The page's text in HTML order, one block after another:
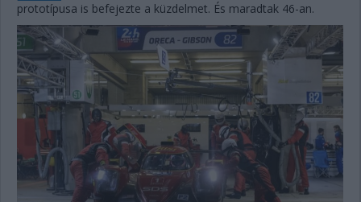
prototípusa is befejezte a küzdelmet. És maradtak 46-an.